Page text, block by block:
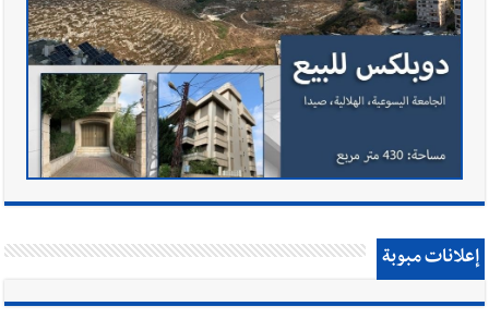
إعلانات مبوبة